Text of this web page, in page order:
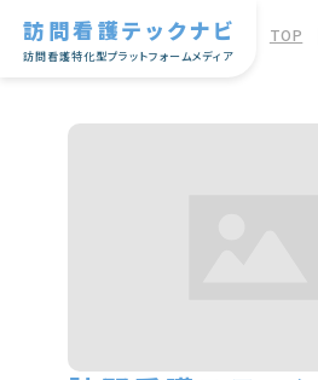
訪問看護テックナビ
訪問看護特化型プラットフォームメディア
TOP